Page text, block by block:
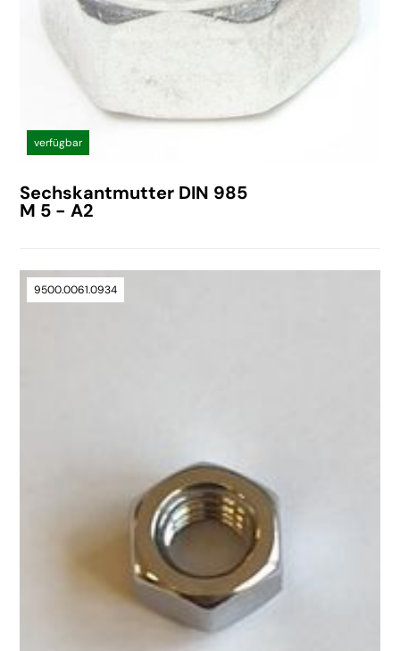
verfügbar
Sechskantmutter DIN 985
M 5 - A2
9500.0061.0934